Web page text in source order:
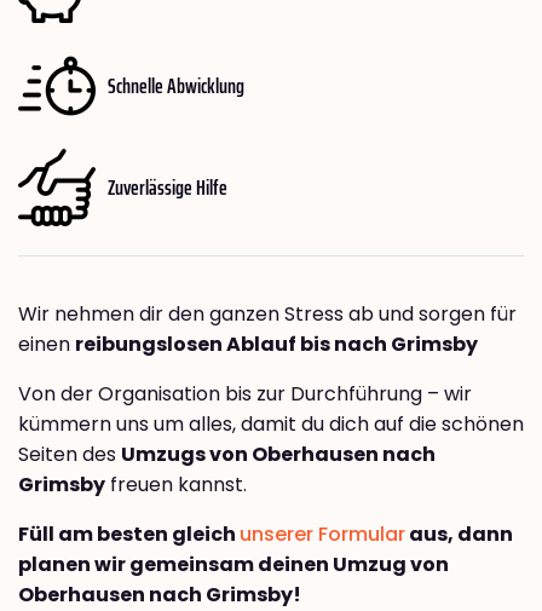
Schnelle Abwicklung
Zuverlässige Hilfe
Wir nehmen dir den ganzen Stress ab und sorgen für
einen reibungslosen Ablauf bis nach Grimsby
Von der Organisation bis zur Durchführung – wir
kümmern uns um alles, damit du dich auf die schönen
Seiten des Umzugs von Oberhausen nach
Grimsby freuen kannst.
Füll am besten gleich unserer Formularaus, dann
planen wir gemeinsam deinen Umzug von
Oberhausen nach Grimsby!